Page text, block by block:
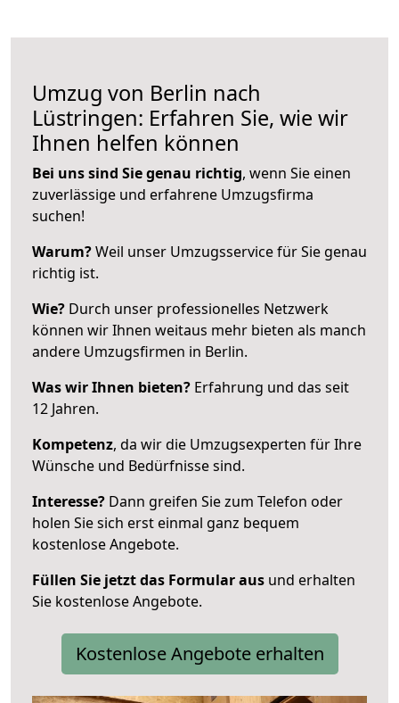
Umzug von Berlin nach
Lüstringen: Erfahren Sie, wie wir
Ihnen helfen können
Bei uns sind Sie genau richtig, wenn Sie einen
zuverlässige und erfahrene Umzugsfirma
suchen!
Warum?Weil unser Umzugsservice für Sie genau
richtig ist.
Wie? Durch unser professionelles Netzwerk
können wir Ihnen weitaus mehr bieten als manch
andere Umzugsfirmen in Berlin.
Was wir Ihnen bieten? Erfahrung und das seit
12 Jahren.
Kompetenz, da wir die Umzugsexperten für Ihre
Wünsche und Bedürfnisse sind.
Interesse? Dann greifen Sie zum Telefon oder
holen Sie sich erst einmal ganz bequem
kostenlose Angebote.
Füllen Sie jetzt das Formular aus und erhalten
Sie kostenlose Angebote.
Kostenlose Angebote erhalten